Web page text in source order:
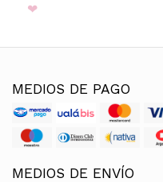
❤
MEDIOS DE PAGO
MEDIOS DE ENVÍO